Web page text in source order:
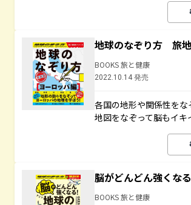
地球のなぞり方 旅
BOOKS 旅と健康
2022.10.14 発売
各国の地形や関係性を
地図をなぞって脳もイキ
脳がどんどん強くな
BOOKS 旅と健康